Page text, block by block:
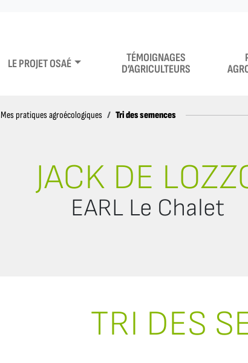
LE PROJET OSAÉ
TÉMOIGNAGES
D’AGRICULTEURS
Mes pratiques agroécologiques Tri des semences
JACK DE
EARL Le Chalet
TRI DES